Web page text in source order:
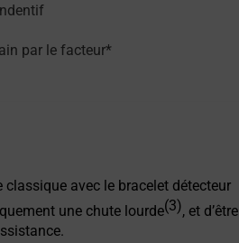
par le facteur*
avec le bracelet détecteur
une chute lourde(3), et d’être